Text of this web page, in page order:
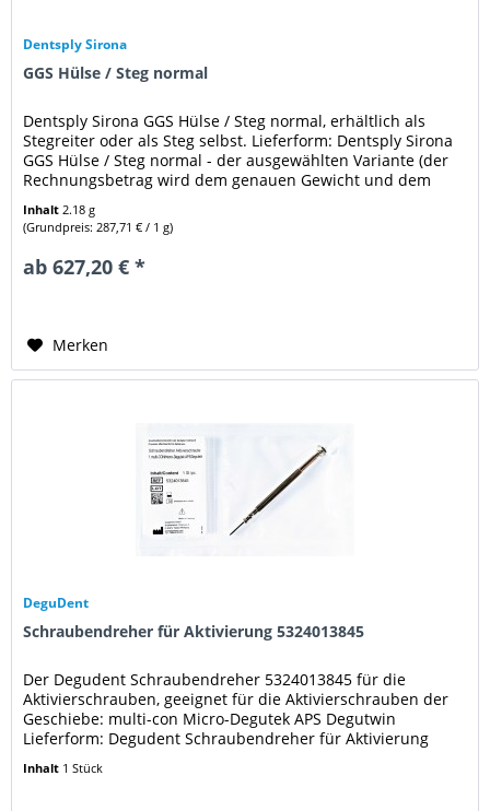
Dentsply Sirona
GGS Hülse / Steg normal
Dentsply Sirona GGS Hülse / Steg normal, erhältlich als
Stegreiter oder als Steg selbst. Lieferform: Dentsply Sirona
GGS Hülse / Steg normal - der ausgewählten Variante (der
Rechnungsbetrag wird dem genauen Gewicht und dem
Inhalt 2.18 g
(Grundpreis: 287,71 € / 1 g)
ab 627,20 € *
Merken
DeguDent
Schraubendreher für Aktivierung 5324013845
Der Degudent Schraubendreher 5324013845 für die
Aktivierschrauben, geeignet für die Aktivierschrauben der
Geschiebe: multi-con Micro-Degutek APS Degutwin
Lieferform: Degudent Schraubendreher für Aktivierung
Inhalt 1 Stück